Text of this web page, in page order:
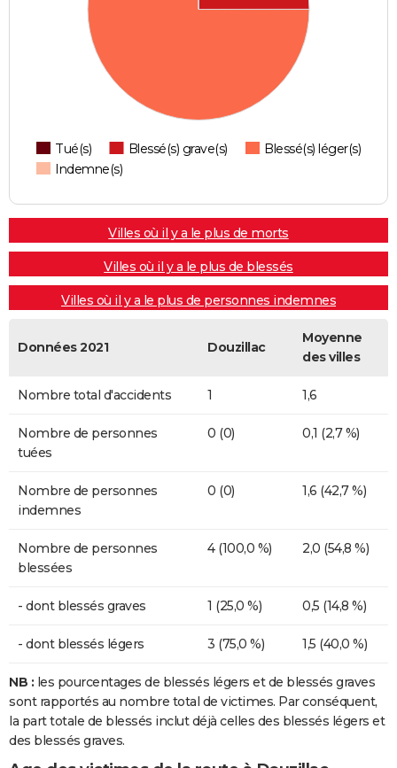
Tué(s) Blessé(s) grave(s)
Blessé(s) léger(s)
Indemne(s)
Villes où il y a le plus de morts
Villes où il y a le plus de blessés
Villes où il y a le plus de personnes indemnes
Données 2021 Douzillac
Moyenne
des villes
Nombre total d'accidents 1 1,6
Nombre de personnes
tuées
0 (0) 0,1 (2,7 %)
Nombre de personnes
indemnes
0 (0) 1,6 (42,7 %)
Nombre de personnes
blessées
4 (100,0 %) 2,0 (54,8 %)
- dont blessés graves 1 (25,0 %) 0,5 (14,8 %)
- dont blessés légers 3 (75,0 %) 1,5 (40,0 %)
NB : les pourcentages de blessés légers et de blessés graves
sont rapportés au nombre total de victimes. Par conséquent,
la part totale de blessés inclut déjà celles des blessés légers et
des blessés graves.